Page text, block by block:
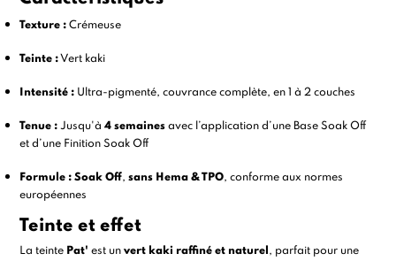
Texture : Crémeuse
Teinte :Vert kaki
Intensité : Ultra-pigmenté, couvrance complète, en 1 à 2 couches
Tenue : Jusqu'à4 semaines avec l’application d’une Base Soak Off
et d’une Finition Soak Off
Formule : Soak Off,sans Hema & TPO, conforme aux normes
européennes
Teinte et effet
La teinte Pat'est unvert kaki raffiné et naturel , parfait pour une